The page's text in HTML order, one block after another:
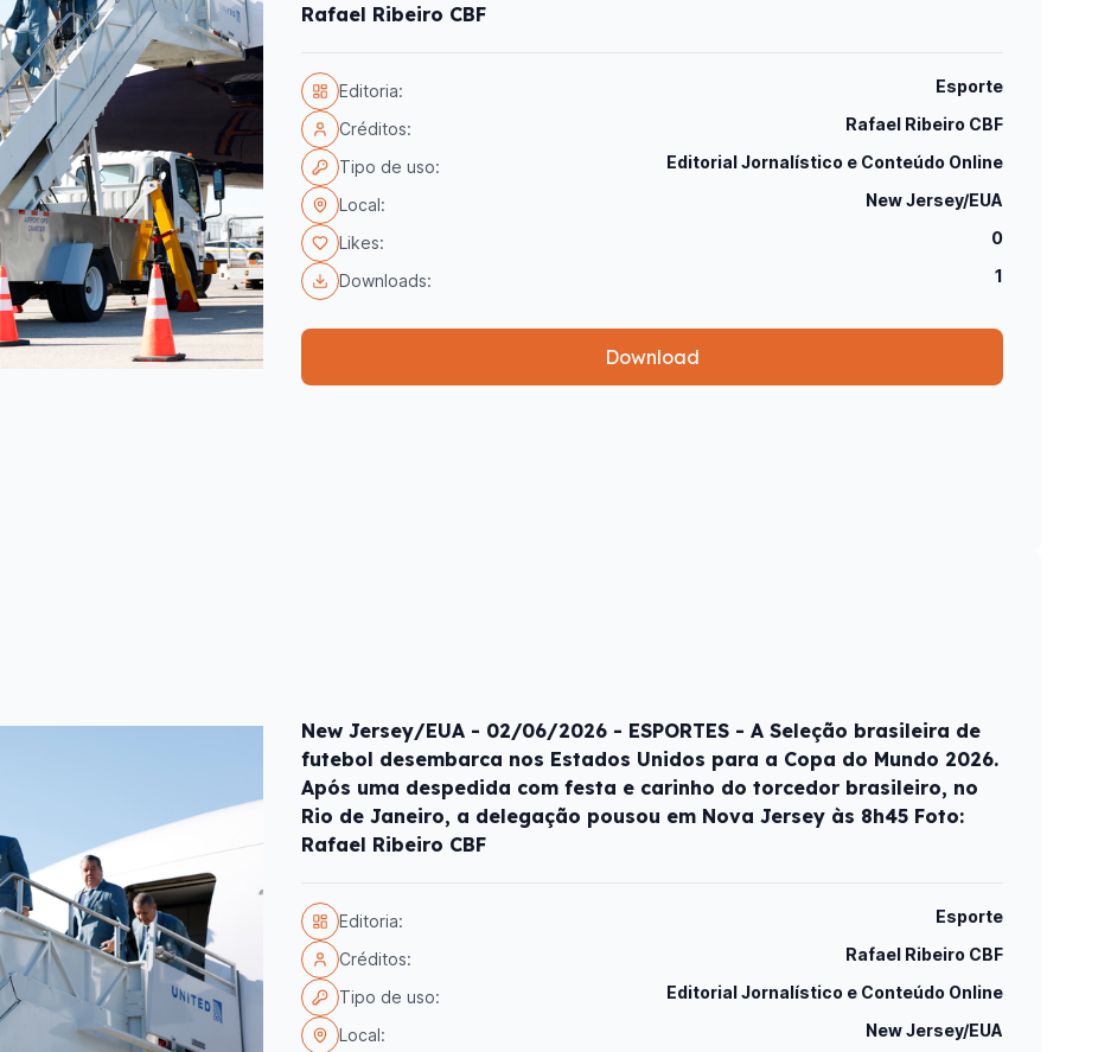
Rafael Ribeiro CBF
Editoria: Esporte
Créditos: Rafael Ribeiro CBF
Tipo de uso: Editorial Jornalístico e Conteúdo Online
Local: New Jersey/EUA
Likes: 0
Downloads: 1
Download
New Jersey/EUA - 02/06/2026 - ESPORTES - A Seleção brasileira de
futebol desembarca nos Estados Unidos para a Copa do Mundo 2026.
Após uma despedida com festa e carinho do torcedor brasileiro, no
Rio de Janeiro, a delegação pousou em Nova Jersey às 8h45 Foto:
Rafael Ribeiro CBF
Editoria: Esporte
Créditos: Rafael Ribeiro CBF
Tipo de uso: Editorial Jornalístico e Conteúdo Online
Local: New Jersey/EUA